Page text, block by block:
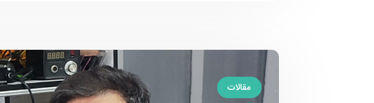
مقالات